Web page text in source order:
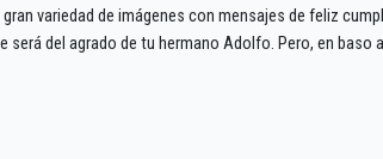
variedad de imágenes con mensajes de feliz
del agrado de tu hermano Adolfo. Pero, en baso